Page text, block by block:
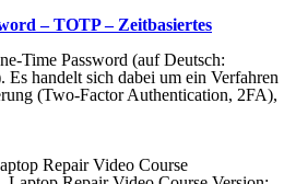
– TOTP – Zeitbasiertes
Time Password (auf Deutsch:
Es handelt sich dabei um ein Verfahren
(Two-Factor Authentication, 2FA),
Repair Video Course